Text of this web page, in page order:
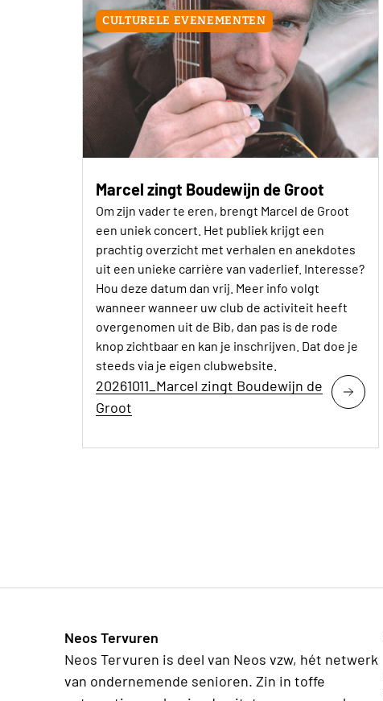
CULTURELE EVENEMENTEN
Marcel zingt Boudewijn de Groot
Om zijn vader te eren, brengt Marcel de Groot
een uniek concert. Het publiek krijgt een
prachtig overzicht met verhalen en anekdotes
uit een unieke carrière van vaderlief. Interesse?
Hou deze datum dan vrij. Meer info volgt
wanneer wanneer uw club de activiteit heeft
overgenomen uit de Bib, dan pas is de rode
knop zichtbaar en kan je inschrijven. Dat doe je
steeds via je eigen clubwebsite.
20261011_Marcel zingt Boudewijn de
Groot
Neos Tervuren
Neos Tervuren is deel van Neos vzw, hét netwerk
van ondernemende senioren. Zin in toffe